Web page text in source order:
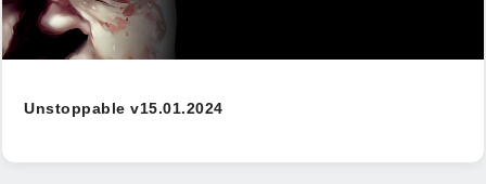
Unstoppable v15.01.2024